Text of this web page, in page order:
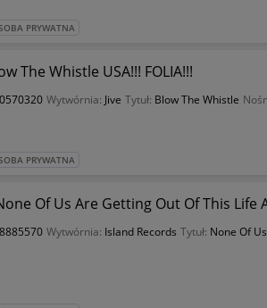
PRYWATNA
The Whistle USA!!! FOLIA!!!
Wytwórnia: Jive Tytuł: Blow The Whistle
PRYWATNA
Of Us Are Getting Out Of This Life
Wytwórnia: Island Records Tytuł: None Of